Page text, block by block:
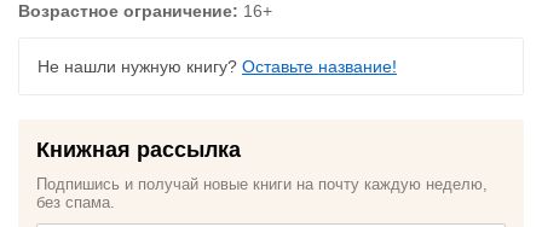
Возрастное ограничение: 16+
Не нашли нужную книгу? Оставьте название!
Книжная рассылка
Подпишись и получай новые книги на почту каждую неделю,
без спама.